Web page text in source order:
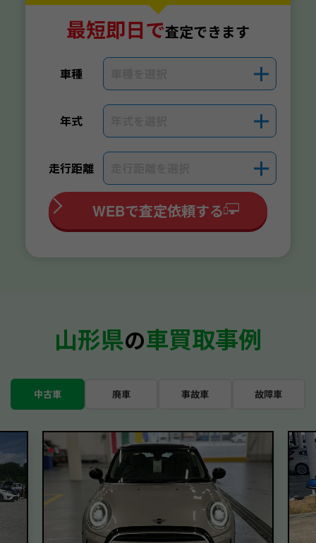
最短即日で査定できます
車種 ＋
年式 ＋
走行距離 ＋
WEBで査定依頼する
山形県の車買取事例
中古車 廃車 事故車 故障車